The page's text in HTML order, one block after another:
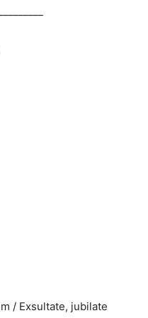
/ Exsultate, jubilate